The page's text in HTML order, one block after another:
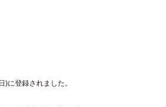
に登録されました。